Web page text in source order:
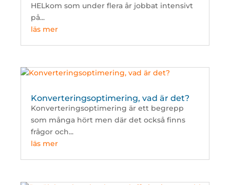
HELkom som under flera år jobbat intensivt
på...
läs mer
Konverteringsoptimering, vad är det?
Konverteringsoptimering är ett begrepp
som många hört men där det också finns
frågor och...
läs mer